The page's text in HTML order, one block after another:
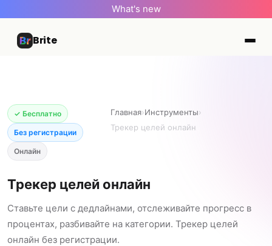
What's new
Brite
Главная›Инструменты›
Трекер целей онлайн
✓ Бесплатно
Без регистрации
Онлайн
Трекер целей онлайн
Ставьте цели с дедлайнами, отслеживайте прогресс в
процентах, разбивайте на категории. Трекер целей
онлайн без регистрации.